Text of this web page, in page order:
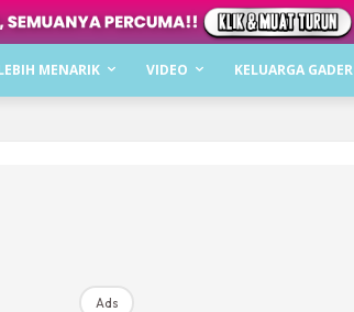
MENARIK VIDEO KELUARGA GADER
Ads